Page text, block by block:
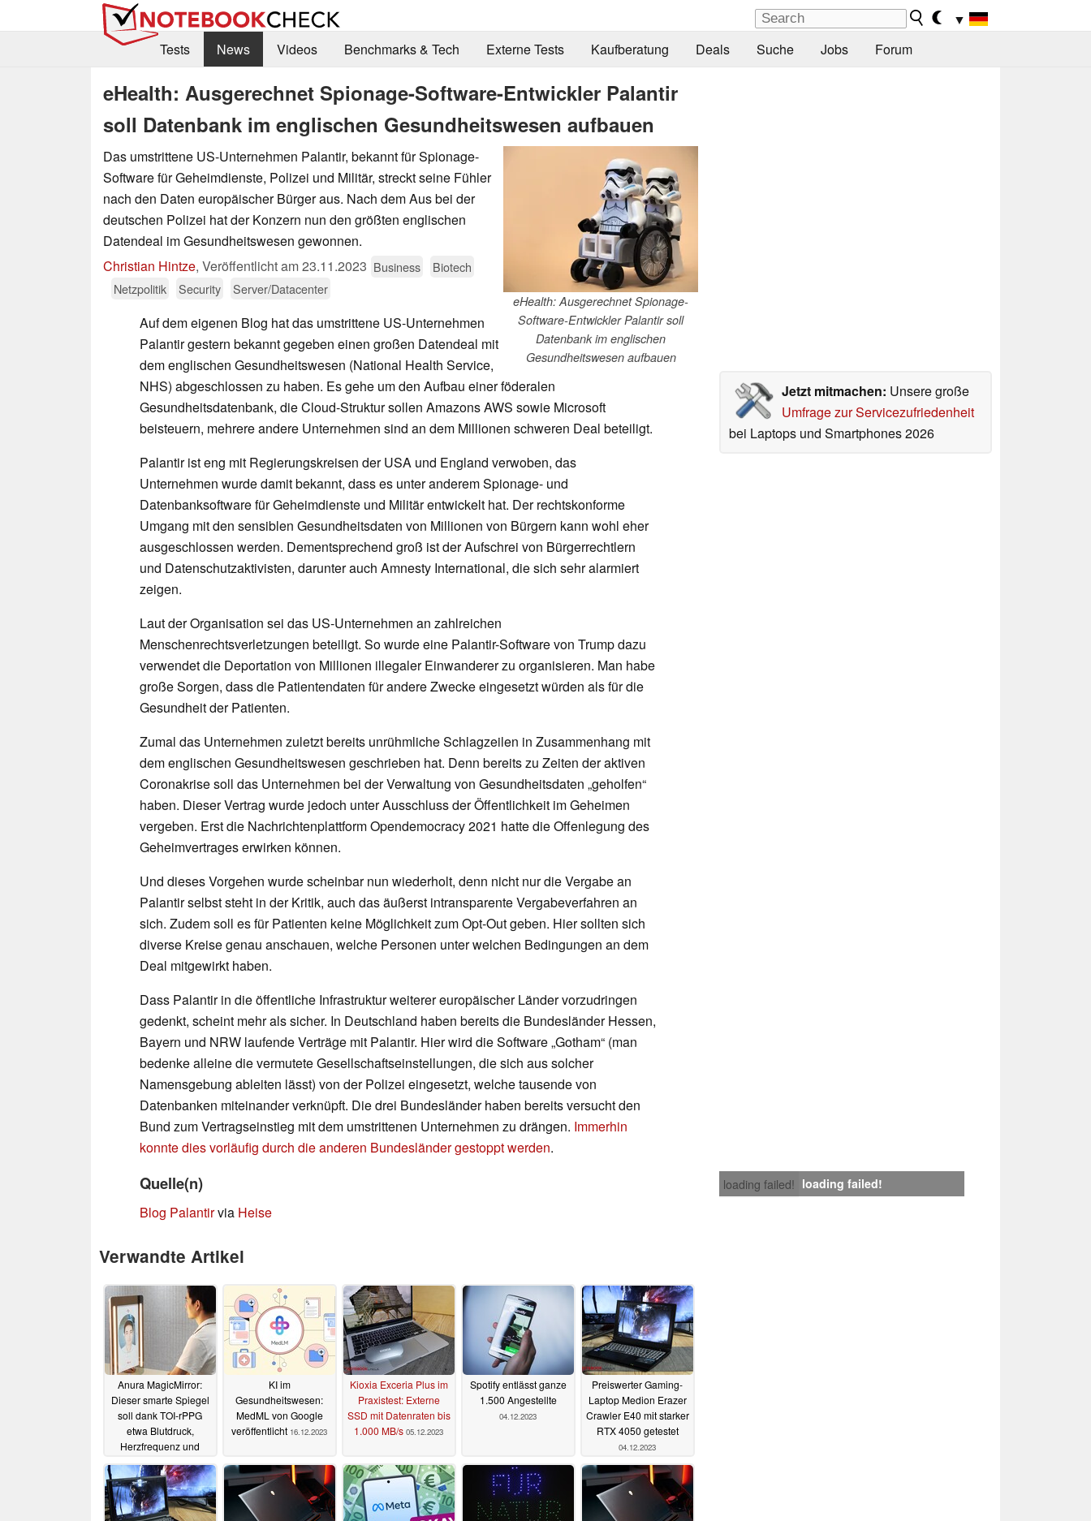
▼
Tests
News Videos Benchmarks & Tech Externe Tests Kaufberatung Deals Suche Jobs Forum
eHealth: Ausgerechnet Spionage-Software-Entwickler Palantir
soll Datenbank im englischen Gesundheitswesen aufbauen
eHealth: Ausgerechnet Spionage-
Software-Entwickler Palantir soll
Datenbank im englischen
Gesundheitswesen aufbauen
Das umstrittene US-Unternehmen Palantir, bekannt für Spionage-
Software für Geheimdienste, Polizei und Militär, streckt seine Fühler
nach den Daten europäischer Bürger aus. Nach dem Aus bei der
deutschen Polizei hat der Konzern nun den größten englischen
Datendeal im Gesundheitswesen gewonnen.
Christian Hintze, Veröffentlicht am23.11.2023 Business
Biotech
Netzpolitik
Security Server/Datacenter
Jetzt mitmachen: Unsere große
Umfrage zur Servicezufriedenheit
bei Laptops und Smartphones 2026
Auf dem eigenen Blog hat das umstrittene US-Unternehmen
Palantir gestern bekannt gegeben einen großen Datendeal mit
dem englischen Gesundheitswesen (National Health Service,
NHS) abgeschlossen zu haben. Es gehe um den Aufbau einer föderalen
Gesundheitsdatenbank, die Cloud-Struktur sollen Amazons AWS sowie Microsoft
beisteuern, mehrere andere Unternehmen sind an dem Millionen schweren Deal beteiligt.
Palantir ist eng mit Regierungskreisen der USA und England verwoben, das
Unternehmen wurde damit bekannt, dass es unter anderem Spionage- und
Datenbanksoftware für Geheimdienste und Militär entwickelt hat. Der rechtskonforme
Umgang mit den sensiblen Gesundheitsdaten von Millionen von Bürgern kann wohl eher
ausgeschlossen werden. Dementsprechend groß ist der Aufschrei von Bürgerrechtlern
und Datenschutzaktivisten, darunter auch Amnesty International, die sich sehr alarmiert
zeigen.
Laut der Organisation sei das US-Unternehmen an zahlreichen
Menschenrechtsverletzungen beteiligt. So wurde eine Palantir-Software von Trump dazu
verwendet die Deportation von Millionen illegaler Einwanderer zu organisieren. Man habe
große Sorgen, dass die Patientendaten für andere Zwecke eingesetzt würden als für die
Gesundheit der Patienten.
Zumal das Unternehmen zuletzt bereits unrühmliche Schlagzeilen in Zusammenhang mit
dem englischen Gesundheitswesen geschrieben hat. Denn bereits zu Zeiten der aktiven
Coronakrise soll das Unternehmen bei der Verwaltung von Gesundheitsdaten „geholfen“
haben. Dieser Vertrag wurde jedoch unter Ausschluss der Öffentlichkeit im Geheimen
vergeben. Erst die Nachrichtenplattform Opendemocracy 2021 hatte die Offenlegung des
Geheimvertrages erwirken können.
Und dieses Vorgehen wurde scheinbar nun wiederholt, denn nicht nur die Vergabe an
Palantir selbst steht in der Kritik, auch das äußerst intransparente Vergabeverfahren an
sich. Zudem soll es für Patienten keine Möglichkeit zum Opt-Out geben. Hier sollten sich
diverse Kreise genau anschauen, welche Personen unter welchen Bedingungen an dem
Deal mitgewirkt haben.
Dass Palantir in die öffentliche Infrastruktur weiterer europäischer Länder vorzudringen
gedenkt, scheint mehr als sicher. In Deutschland haben bereits die Bundesländer Hessen,
Bayern und NRW laufende Verträge mit Palantir. Hier wird die Software „Gotham“ (man
bedenke alleine die vermutete Gesellschaftseinstellungen, die sich aus solcher
Namensgebung ableiten lässt) von der Polizei eingesetzt, welche tausende von
Datenbanken miteinander verknüpft. Die drei Bundesländer haben bereits versucht den
Bund zum Vertragseinstieg mit dem umstrittenen Unternehmen zu drängen. Immerhin
konnte dies vorläufig durch die anderen Bundesländer gestoppt werden.
loading failed! loading failed!
Quelle(n)
Blog Palantirvia Heise
Verwandte Artikel
Anura MagicMirror:
Dieser smarte Spiegel
soll dank TOI-rPPG
etwa Blutdruck,
Herzfrequenz und
aus der Ferne
erkennen09.01.2024
KI im
Gesundheitswesen:
MedML von Google
veröffentlicht 16.12.2023
Kioxia Exceria Plus im
Praxistest: Externe
SSD mit Datenraten bis
1.000 MB/s 05.12.2023
Spotify entlässt ganze
1.500 Angestellte
04.12.2023
Preiswerter Gaming-
Laptop Medion Erazer
Crawler E40 mit starker
RTX 4050 getestet
04.12.2023